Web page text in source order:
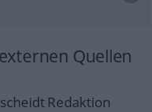
Quellen
Redaktion